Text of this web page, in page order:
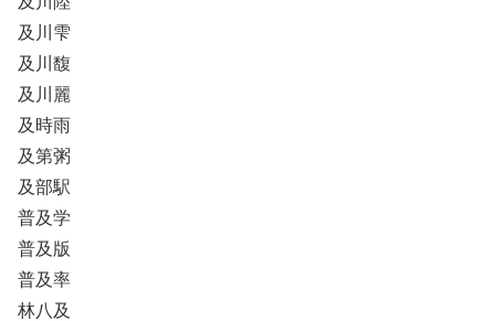
及川雫
及川馥
及川麗
及時雨
及第粥
及部駅
普及学
普及版
普及率
林八及